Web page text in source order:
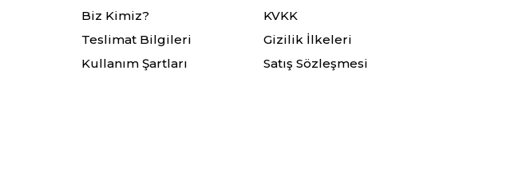
Biz Kimiz?
Teslimat Bilgileri
Kullanım Şartları
KVKK
Gizilik İlkeleri
Satış Sözleşmesi